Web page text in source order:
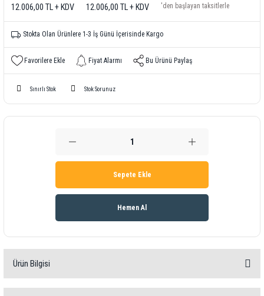
12.006,00 TL + KDV 12.006,00 TL + KDV 'den başlayan taksitlerle
Stokta Olan Ürünlere 1-3 İş Günü İçerisinde Kargo
Fiyat Alarmı Bu Ürünü Paylaş
Sınırlı Stok Stok Sorunuz
Sepete Ekle
Hemen Al
Ürün Bilgisi